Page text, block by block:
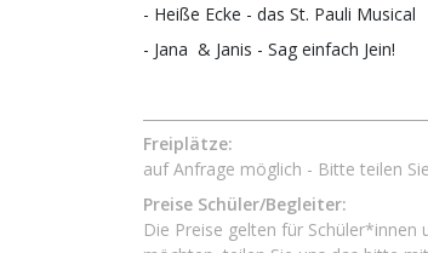
- Heiße Ecke - das St. Pauli Musical
- Jana & Janis - Sag einfach Jein!
Freiplätze:
auf Anfrage möglich - Bitte teilen
Preise Schüler/Begleiter:
Die Preise gelten für Schüler*innen